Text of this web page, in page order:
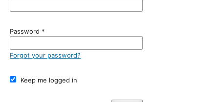
Password *
Forgot your password?
Keep me logged in